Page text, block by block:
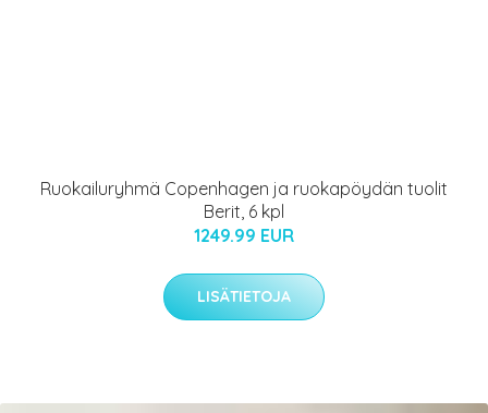
Ruokailuryhmä Copenhagen ja ruokapöydän tuolit
Berit, 6 kpl
1249.99 EUR
LISÄTIETOJA